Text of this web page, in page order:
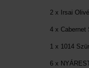
2 x Irsai
4 x Cabernet
1 x 1014
6 x